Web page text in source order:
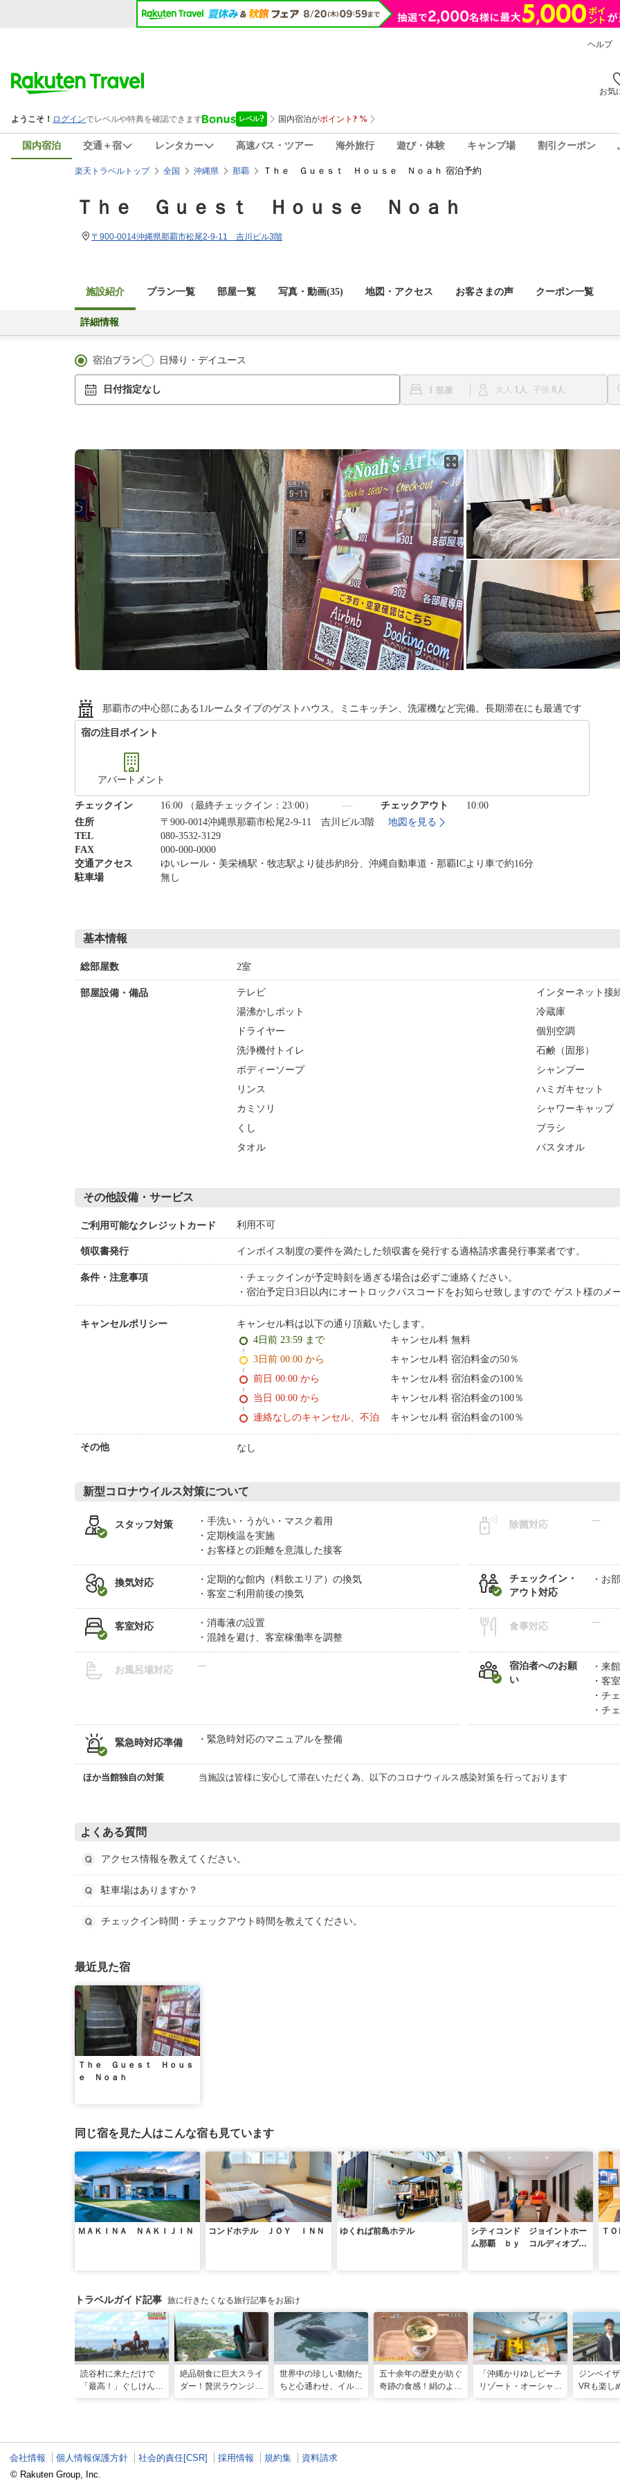
ヘルプ
お気
国内宿泊 交通＋宿 レンタカー 高速バス・ツアー 海外旅行 遊び・体験 キャンプ場 割引クーポン
楽天トラベルトップ 全国 沖縄県 那覇 Ｔｈｅ Ｇｕｅｓｔ Ｈｏｕｓｅ Ｎｏａｈ 宿泊予約
Ｔｈｅ Ｇｕｅｓｔ Ｈｏｕｓｅ Ｎｏａｈ
〒900-0014沖縄県那覇市松尾2-9-11 吉川ビル3階
施設紹介 プラン一覧 部屋一覧 写真・動画(35) 地図・アクセス お客さまの声 クーポン一覧
詳細情報
宿泊プラン 日帰り・デイユース
日付指定なし 1 大人 1 子供 0
那覇市の中心部にある1ルームタイプのゲストハウス。ミニキッチン、洗濯機など完備。長期滞在にも最適です
宿の注目ポイント
アパートメント
チェックイン 16:00 （最終チェックイン：23:00） チェックアウト
10:00
住所
〒900-0014沖縄県那覇市松尾2-9-11 吉川ビル3階
地図を見る
TEL
080-3532-3129
FAX
000-000-0000
交通アクセス
ゆいレール・美栄橋駅・牧志駅より徒歩約8分、沖縄自動車道・那覇ICより車で約16分
駐車場
無し
基本情報
総部屋数 2室
部屋設備・備品 テレビ
インターネット接
湯沸かしポット
冷蔵庫
ドライヤー
個別空調
洗浄機付トイレ
石鹸（固形）
ボディーソープ
シャンプー
リンス
ハミガキセット
カミソリ
シャワーキャップ
くし
ブラシ
タオル
バスタオル
その他設備・サービス
ご利用可能なクレジットカード 利用不可
領収書発行 インボイス制度の要件を満たした領収書を発行する適格請求書発行事業者です。
条件・注意事項
チェックインが予定時刻を過ぎる場合は必ずご連絡ください。
宿泊予定日3日以内にオートロックパスコードをお知らせ致しますので ゲスト様のメ
キャンセルポリシー キャンセル料は以下の通り頂戴いたします。
4日前 23:59 まで
キャンセル料 無料
3日前 00:00 から
キャンセル料 宿泊料金の50％
前日 00:00 から
キャンセル料 宿泊料金の100％
当日 00:00 から
キャンセル料 宿泊料金の100％
連絡なしのキャンセル、不泊
キャンセル料 宿泊料金の100％
その他 なし
新型コロナウイルス対策について
スタッフ対策
手洗い・うがい・マスク着用
定期検温を実施
お客様との距離を意識した接客
除菌対応 ー
換気対応
定期的な館内（料飲エリア）の換気
客室ご利用前後の換気
チェックイン・
アウト対応
お
客室対応
消毒液の設置
混雑を避け、客室稼働率を調整
食事対応 ー
お風呂場対応 ー
宿泊者へのお願
い
来
客
チ
チ
緊急時対応準備 緊急時対応のマニュアルを整備
ほか当館独自の対策 当施設は皆様に安心して滞在いただく為、以下のコロナウィルス感染対策を行っております
よくある質問
アクセス情報を教えてください。
駐車場はありますか？
チェックイン時間・チェックアウト時間を教えてください。
最近見た宿
Ｔｈｅ Ｇｕｅｓｔ Ｈｏｕｓ
ｅ Ｎｏａｈ
同じ宿を見た人はこんな宿も見ています
ＭＡＫＩＮＡ ＮＡＫＩＪＩＮ コンドホテル ＪＯＹ ＩＮＮ ゆくれば前島ホテル
シティコンド ジョイントホー
ム那覇 ｂｙ コルディオプレ
ＴＯ
トラベルガイド記事 旅に行きたくなる旅行記事をお届け
読谷村に来ただけで
「最高！」ぐしけんさ
絶品朝食に巨大スライ
ダー！贅沢ラウンジと
世界中の珍しい動物た
ちと心通わせ、イルカ
五十余年の歴史が紡ぐ
奇跡の食感！絹のよう
「沖縄かりゆしビーチ
リゾート・オーシャン
ジンベイ
VRも楽し
会社情報 個人情報保護方針 社会的責任[CSR] 採用情報 規約集
資料請求
© Rakuten Group, Inc.